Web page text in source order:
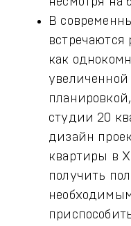
В
встречаются
как
студии 20
дизайн
квартиры в
получить